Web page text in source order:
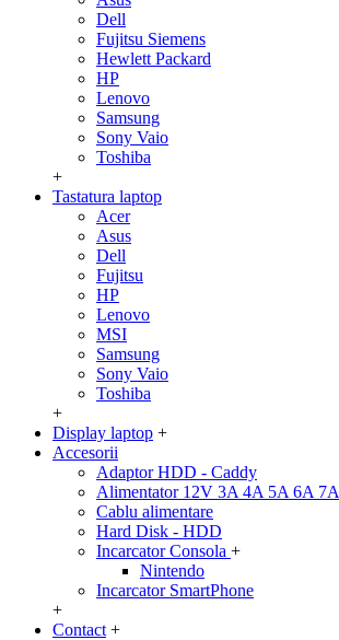
Dell
Fujitsu Siemens
Hewlett Packard
HP
Lenovo
Samsung
Sony Vaio
Toshiba
+
Tastatura laptop
Acer
Asus
Dell
Fujitsu
HP
Lenovo
MSI
Samsung
Sony Vaio
Toshiba
+
Display laptop +
Accesorii
Adaptor HDD - Caddy
Alimentator 12V 3A 4A 5A 6A 7A
Cablu alimentare
Hard Disk - HDD
Incarcator Consola +
Nintendo
Incarcator SmartPhone
+
Contact +